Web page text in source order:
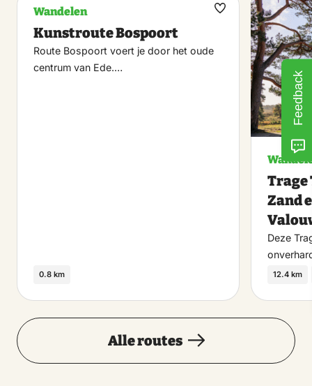
Wandelen
Kunstroute Bospoort
Route Bospoort voert je door het oude
centrum van Ede.…
0.8 km
Maak
favoriet
Trage
Zand
Deze
12.4 km
Alle routes
Feedback